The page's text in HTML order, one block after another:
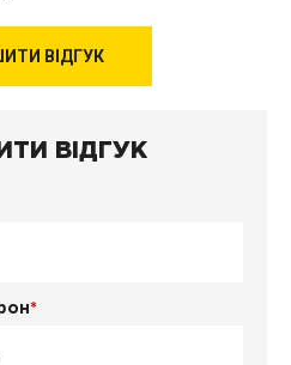
ВІДГУК
ВІДГУК
*